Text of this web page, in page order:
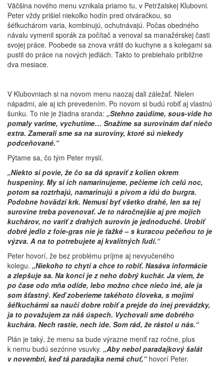
Väčšina nového menu vznikala priamo tu, v Petržalskej Klubovni.
Peter vždy prišiel niekoľko hodín pred otváračkou, so
šéfkuchárom varia, kombinujú, ochutnávajú. Počas obedného
návalu vymenil sporák za počítač a venoval sa manažérskej časti
svojej práce. Poobede sa znova vrátil do kuchyne a s kolegami sa
pustil do práce na nových jedlách. Takto to prebiehalo približne
dva mesiace.
V Klubovniach si na novom menu naozaj dali záležať. Nielen
nápadmi, ale aj ich prevedením. Po novom si budú robiť aj vlastnú
šunku. To nie je žiadna sranda: „Stehno zaúdime, sous-vide ho
pomaly varíme, vychutíme… Snažíme sa surovinám dať niečo
extra. Zamerali sme sa na suroviny, ktoré sú niekedy
podceňované.“
Pýtame sa, čo tým Peter myslí.
„Niekto si povie, že čo sa dá spraviť z kolien okrem
huspeniny. My si ich namarinujeme, pečieme ich celú noc,
potom sa roztrhajú, namarinujú s pivom a idú do burgra.
Podobne hovädzí krk. Nemusí byť všetko drahé, len sa tej
surovine treba povenovať. Je to náročnejšie aj pre mojich
kuchárov, no variť z drahých surovín je jednoduché. Urobiť
dobré jedlo z foie-gras nie je ťažké – s kuracou pečeňou to je
výzva. A na to potrebujete aj kvalitných ľudí.“
Peter hovorí, že bez problému príjme aj nevyučeného
kolegu. „Niekoho to chytí a chce to robiť. Nasáva informácie
a zlepšuje sa. Na konci je z neho dobrý kuchár. Ja viem, že
po čase odo mňa odíde, lebo možno chce niečo iné, ale ja
som šťastný. Keď zoberieme takéhoto človeka, s mojimi
šéfkuchármi sa naučí dobre robiť a prejde do inej prevádzky,
ja to považujem za náš úspech. Vychovali sme dobrého
kuchára. Nech rastie, nech ide. Som rád, že rástol u nás.“
Plán je taký, že menu sa bude výrazne meniť raz ročne, plus
k nemu budú sezónne vsuvky. „Aby nebol paradajkový šalát
v novembri, keď tá paradajka nemá chuť,“hovorí Peter.